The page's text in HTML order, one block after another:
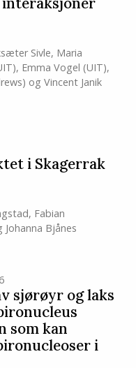
Sivle, Maria
, Emma Vogel (UIT),
og Vincent Janik
i Skagerrak
, Fabian
Johanna Bjånes
sjørøyr og laks
som kan
i